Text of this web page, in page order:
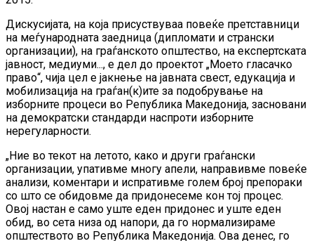
Дискусијата, на која присуствуваа повеќе претставници
на меѓународната заедница (дипломати и странски
организации), на граѓанското општество, на експертската
јавност, медиуми..., е дел до проектот „Моето гласачко
право“, чија цел е јакнење на јавната свест, едукација и
мобилизација на граѓан(к)ите за подобрување на
изборните процеси во Република Македонија, засновани
на демократски стандарди наспроти изборните
нерегуларности.
„Ние во текот на летото, како и други граѓански
организации, упативме многу апели, направивме повеќе
анализи, коментари и испративме голем број препораки
со што се обидовме да придонесеме кон тој процес.
Овој настан е само уште еден придонес и уште еден
обид, во сета низа од напори, да го нормализираме
општеството во Република Македонија. Ова денес, го